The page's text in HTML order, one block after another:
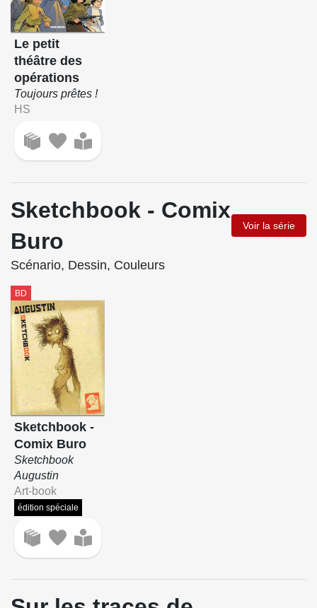
Le petit
théâtre des
opérations
Toujours prêtes !
HS
Sketchbook - Comix
Buro
Voir la série
Scénario, Dessin, Couleurs
BD
Sketchbook -
Comix Buro
Sketchbook
Augustin
Art-book
édition spéciale